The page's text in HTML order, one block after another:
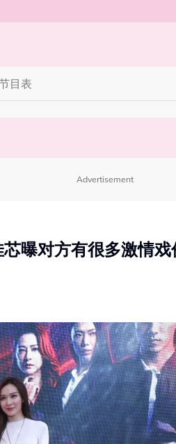
目表
Advertisement
曝对方有很多激情戏